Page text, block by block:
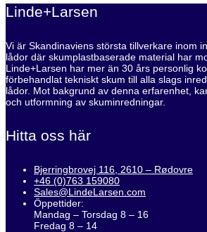
Linde+Larsen
Vi är Skandinaviens största tillverkare inom
lådor där skumplastbaserade material har
Linde+Larsen har mer än 30 års personlig
förbehandlat tekniskt skum till alla slags
lådor. Mot bakgrund av denna erfarenhet,
och utformning av skuminredningar.
Hitta oss här
Bjerringbrovej 116, 2610 – Rødovre
+46 (0)763 159080
Sales@LindeLarsen.com
Öppettider:
Mandag – Torsdag 8 – 16
Fredag 8 – 14